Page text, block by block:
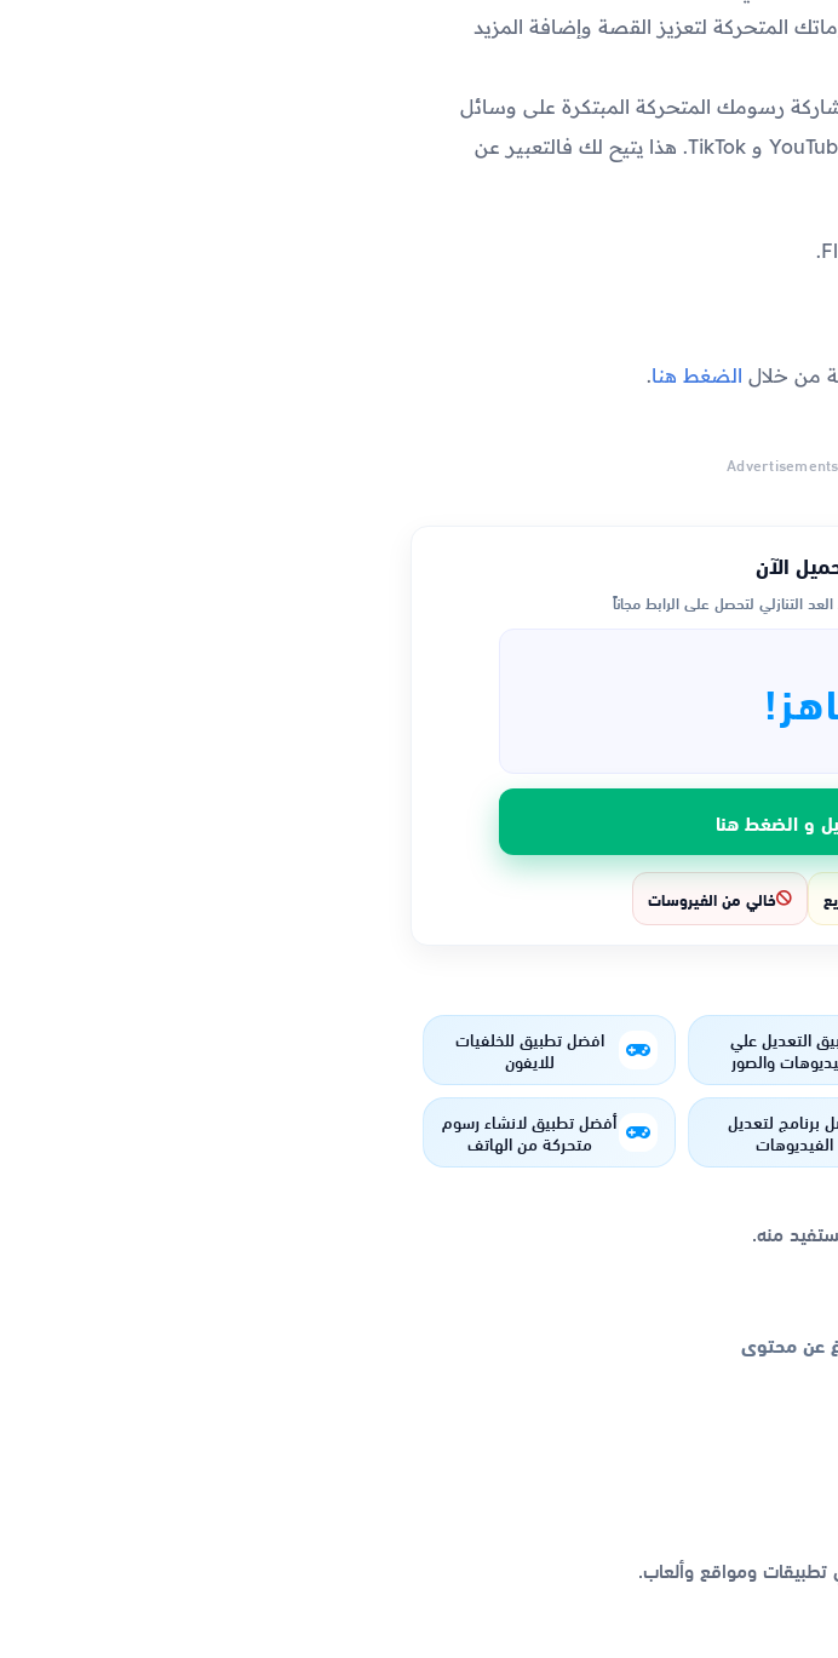
المتحركة لتعزيز القصة وإضافة المزيد
رسومك المتحركة المبتكرة على وسائل
التواصل الاجتماعي مثل Instagram وYouTube و TikTok. هذا يتيح لك فالتعبير عن
من خلال الضغط هنا.
الآن
التنازلي لتحصل على الرابط مجاناً
و الضغط هنا
خالي من الفيروسات
التعديل علي
والصور
كاملة
افضل تطبيق للخلفيات
للايفون
برنامج لتعديل
الفيديوهات
أفضل تطبيق لانشاء رسوم
متحركة من الهاتف
منه.
عن محتوى